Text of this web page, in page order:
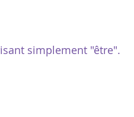
simplement "être".